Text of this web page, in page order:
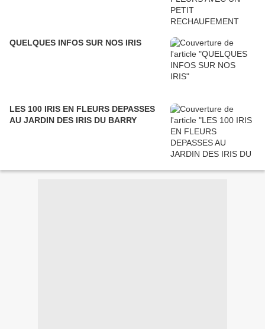
QUELQUES INFOS SUR NOS IRIS
LES 100 IRIS EN FLEURS DEPASSES
AU JARDIN DES IRIS DU BARRY